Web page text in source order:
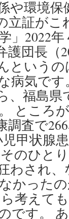
や環境
立証が
」2022
護団長（
というの
病気で
、福島県
ところ
調査で
甲状腺
のひと
わされ
かった
考えて
です。